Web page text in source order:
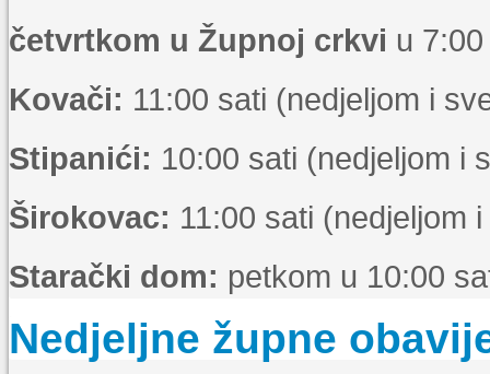
četvrtkom u Župnoj crkvi u
Kovači: 11:00 sati (nedjeljom i
Stipanići: 10:00 sati (nedjeljom i
Širokovac: 11:00 sati (nedjeljom
Starački dom: petkom u 10:00
Nedjeljne župne